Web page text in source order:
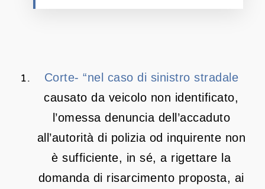
Corte- “nel caso di sinistro stradale
causato da veicolo non identificato,
l’omessa denuncia dell’accaduto
all’autorità di polizia od inquirente non
è sufficiente, in sé, a rigettare la
domanda di risarcimento proposta, ai